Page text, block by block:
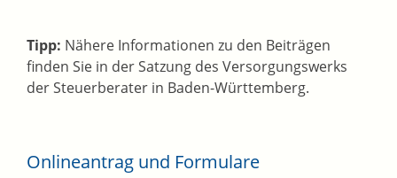
Tipp: Nähere Informationen zu den Beiträgen
finden Sie in der Satzung des Versorgungswerks
der Steuerberater in Baden-Württemberg.
Onlineantrag und Formulare